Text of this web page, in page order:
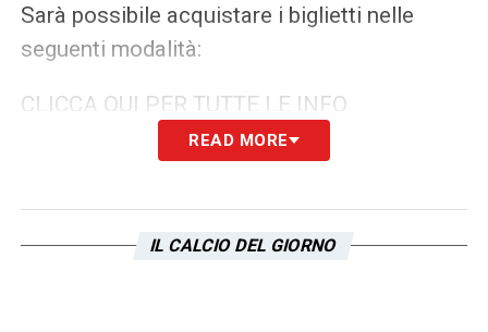
Sarà possibile acquistare i biglietti nelle
seguenti modalità:
CLICCA QUI PER TUTTE LE INFO
READ MORE
IL CALCIO DEL GIORNO